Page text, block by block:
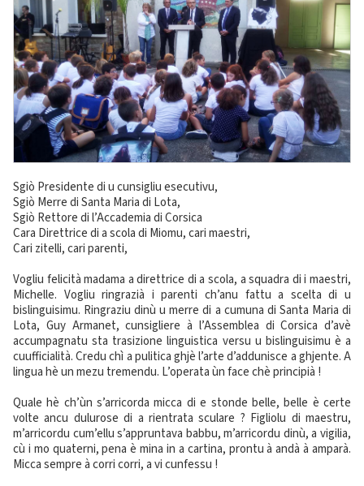
Sgiò Presidente di u cunsigliu esecutivu,
Sgiò Merre di Santa Maria di Lota,
Sgiò Rettore di l’Accademia di Corsica
Cara Direttrice di a scola di Miomu, cari maestri,
Cari zitelli, cari parenti,
Vogliu felicità madama a direttrice di a scola, a squadra di i maestri,
Michelle. Vogliu ringrazià i parenti ch’anu fattu a scelta di u
bislinguisimu. Ringraziu dinù u merre di a cumuna di Santa Maria di
Lota, Guy Armanet, cunsigliere à l’Assemblea di Corsica d’avè
accumpagnatu sta trasizione linguistica versu u bislinguisimu è a
cuufficialità. Credu chì a pulitica ghjè l’arte d’addunisce a ghjente. A
lingua hè un mezu tremendu. L’operata ùn face chè principià !
Quale hè ch’ùn s’arricorda micca di e stonde belle, belle è certe
volte ancu dulurose di a rientrata sculare ? Figliolu di maestru,
m’arricordu cum’ellu s’appruntava babbu, m’arricordu dinù, a vigilia,
cù i mo quaterni, pena è mina in a cartina, prontu à andà à amparà.
Micca sempre à corri corri, a vi cunfessu !